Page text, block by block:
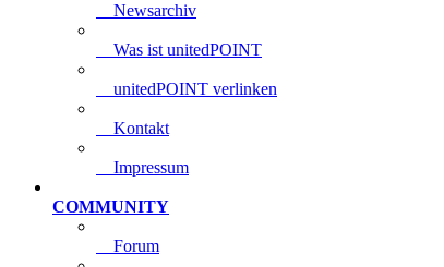
Newsarchiv
Was ist unitedPOINT
unitedPOINT verlinken
Kontakt
Impressum
COMMUNITY
Forum